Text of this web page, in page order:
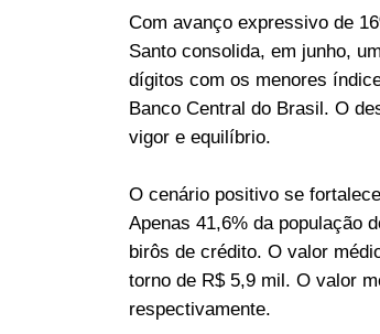
Com avanço expressivo de
Santo consolida, em junho,
dígitos com os menores
Banco Central do Brasil. O
vigor e equilíbrio.
O cenário positivo se
Apenas 41,6% da população
birôs de crédito. O valor
torno de R$ 5,9 mil. O valor
respectivamente.